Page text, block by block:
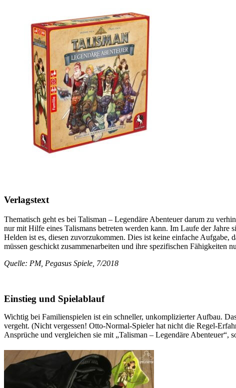
Verlagstext
Thematisch geht es bei Talisman – Legendäre Abenteuer darum zu
nur mit Hilfe eines Talismans betreten werden kann. Im Laufe der Jahre
Helden ist es, diesen zuvorzukommen. Dies ist keine einfache Aufgabe,
müssen geschickt zusammenarbeiten und ihre spezifischen
Quelle: PM, Pegasus Spiele, 7/2018
Einstieg und Spielablauf
Wichtig bei Familienspielen ist ein schneller, unkomplizierter Aufbau.
vergeht. (Nicht vergessen! Otto-Normal-Spieler hat nicht die Regel-
Ansprüche und vergleichen sie mit „Talisman – Legendäre Abenteuer“,